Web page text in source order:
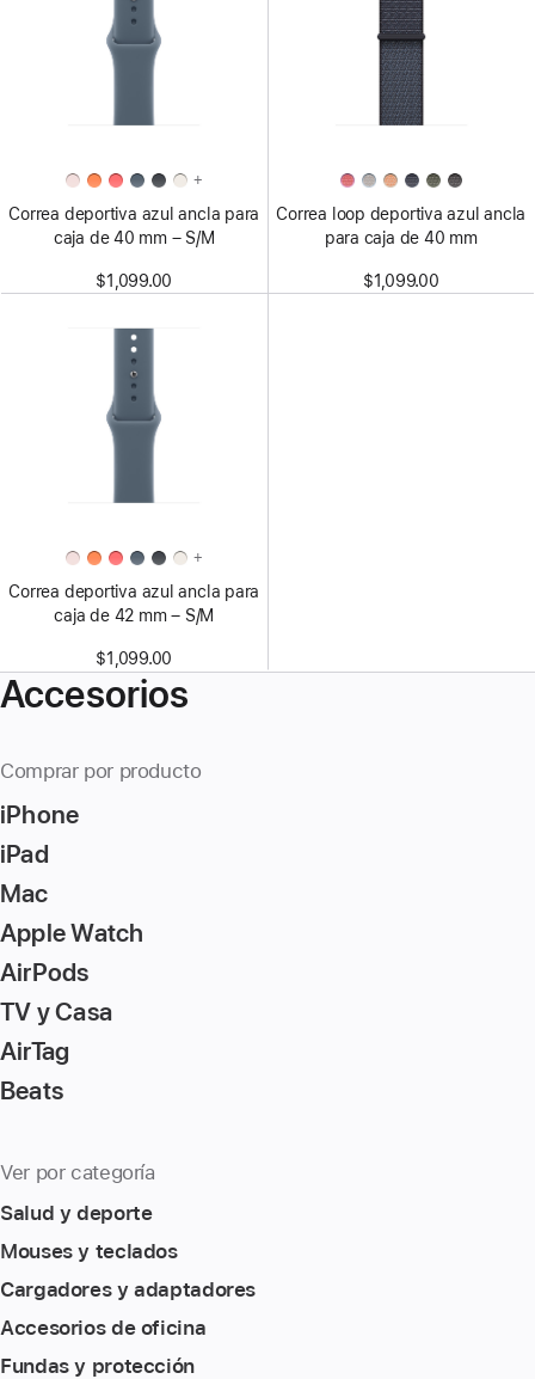
+
Correa deportiva azul ancla para
caja de 40 mm – S/M
$1,099.00
Correa loop deportiva azul ancla
para caja de 40 mm
$1,099.00
+
Correa deportiva azul ancla para
caja de 42 mm – S/M
$1,099.00
Accesorios
Comprar por producto
iPhone
iPad
Mac
Apple Watch
AirPods
TV y Casa
AirTag
Beats
Ver por categoría
Salud y deporte
Mouses y teclados
Cargadores y adaptadores
Accesorios de oficina
Fundas y protección